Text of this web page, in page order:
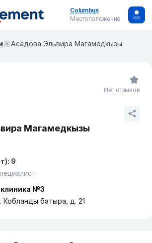
Columbus
Местоположение
Асадова Эльвира Магамедкызы
Магамедкызы
9
№3
Кобланды батыра, д. 21
Нет отзывов